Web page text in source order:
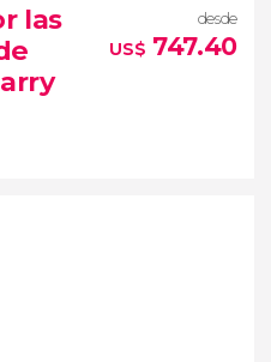
Donan, Kilt Rock
y la isla de Skye
las
desde
US$ 747.40